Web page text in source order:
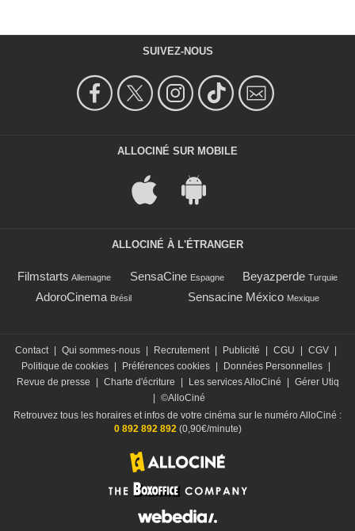
SUIVEZ-NOUS
ALLOCINÉ SUR MOBILE
ALLOCINÉ À L'ÉTRANGER
Filmstarts Allemagne SensaCine Espagne Beyazperde Turquie
AdoroCinema Brésil Sensacine México Mexique
Contact Qui sommes-nous Recrutement Publicité CGU CGV
Politique de cookies
Préférences cookies Données Personnelles
Revue de presse
Charte d'écriture Les services AlloCiné
Gérer Utiq
©AlloCiné
Retrouvez tous les horaires et infos de votre cinéma sur le numéro AlloCiné :
0 892 892 892(0,90€/minute)